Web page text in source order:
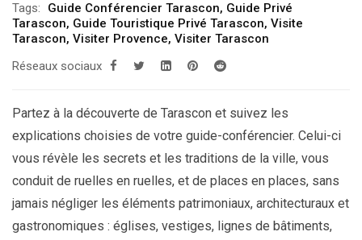
Tags: Guide Conférencier Tarascon, Guide Privé
Tarascon, Guide Touristique Privé Tarascon, Visite
Tarascon, Visiter Provence, Visiter Tarascon
Réseaux sociaux
Partez à la découverte de Tarascon et suivez les
explications choisies de votre guide-conférencier. Celui-ci
vous révèle les secrets et les traditions de la ville, vous
conduit de ruelles en ruelles, et de places en places, sans
jamais négliger les éléments patrimoniaux, architecturaux et
gastronomiques : églises, vestiges, lignes de bâtiments,